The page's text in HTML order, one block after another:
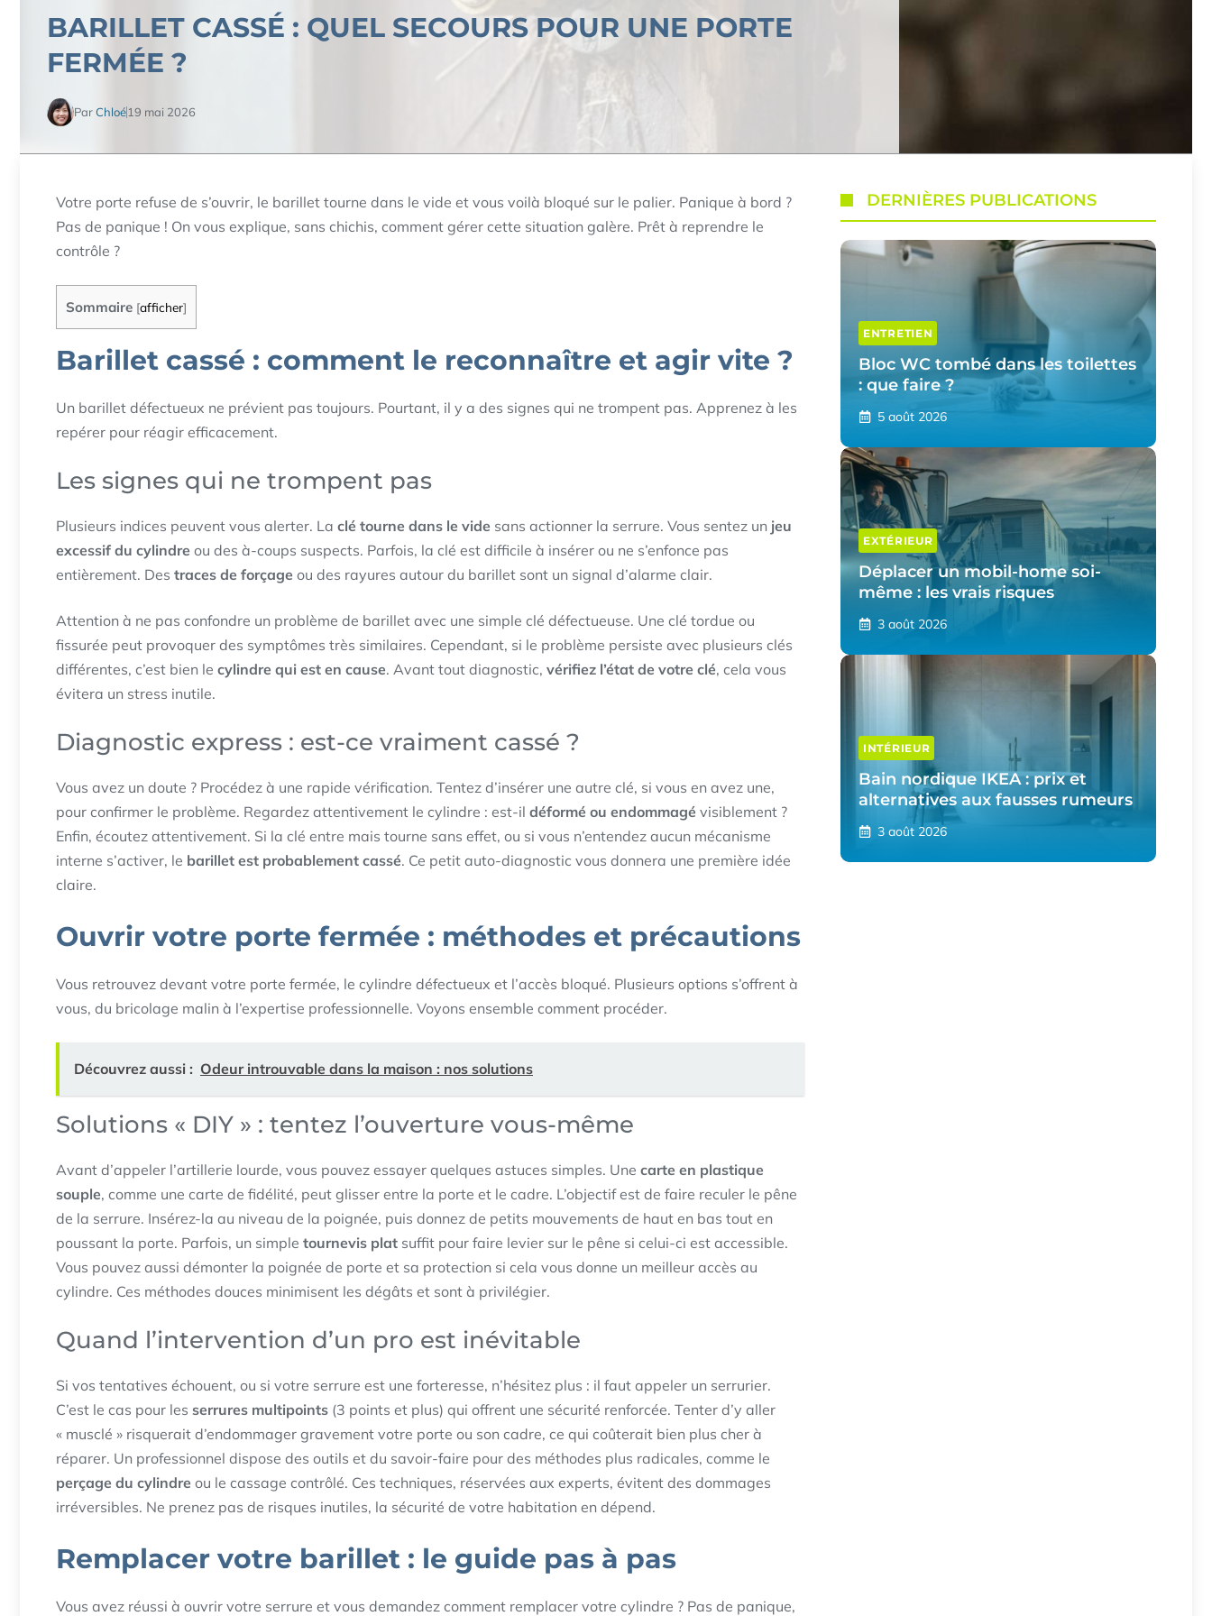
BARILLET CASSÉ : QUEL SECOURS POUR UNE PORTE
FERMÉE ?
ParChloé19 mai 2026
Votre porte refuse de s’ouvrir, le barillet tourne dans le vide et vous voilà bloqué sur le palier. Panique à bord ?
Pas de panique ! On vous explique, sans chichis, comment gérer cette situation galère. Prêt à reprendre le
contrôle ?
Sommaire [afficher]
Barillet cassé : comment le reconnaître et agir vite ?
Un barillet défectueux ne prévient pas toujours. Pourtant, il y a des signes qui ne trompent pas. Apprenez à les
repérer pour réagir efficacement.
Les signes qui ne trompent pas
Plusieurs indices peuvent vous alerter. La clé tourne dans le vide sans actionner la serrure. Vous sentez un jeu
excessif du cylindre ou des à-coups suspects. Parfois, la clé est difficile à insérer ou ne s’enfonce pas
entièrement. Des traces de forçage ou des rayures autour du barillet sont un signal d’alarme clair.
Attention à ne pas confondre un problème de barillet avec une simple clé défectueuse. Une clé tordue ou
fissurée peut provoquer des symptômes très similaires. Cependant, si le problème persiste avec plusieurs clés
différentes, c’est bien le cylindre qui est en cause. Avant tout diagnostic, vérifiez l’état de votre clé, cela vous
évitera un stress inutile.
Diagnostic express : est-ce vraiment cassé ?
Vous avez un doute ? Procédez à une rapide vérification. Tentez d’insérer une autre clé, si vous en avez une,
pour confirmer le problème. Regardez attentivement le cylindre : est-il déformé ou endommagé visiblement ?
Enfin, écoutez attentivement. Si la clé entre mais tourne sans effet, ou si vous n’entendez aucun mécanisme
interne s’activer, le barillet est probablement cassé. Ce petit auto-diagnostic vous donnera une première idée
claire.
Ouvrir votre porte fermée : méthodes et précautions
Vous retrouvez devant votre porte fermée, le cylindre défectueux et l’accès bloqué. Plusieurs options s’offrent à
vous, du bricolage malin à l’expertise professionnelle. Voyons ensemble comment procéder.
Découvrez aussi : Odeur introuvable dans la maison : nos solutions
Solutions « DIY » : tentez l’ouverture vous-même
Avant d’appeler l’artillerie lourde, vous pouvez essayer quelques astuces simples. Une carte en plastique
souple, comme une carte de fidélité, peut glisser entre la porte et le cadre. L’objectif est de faire reculer le pêne
de la serrure. Insérez-la au niveau de la poignée, puis donnez de petits mouvements de haut en bas tout en
poussant la porte. Parfois, un simple tournevis plat suffit pour faire levier sur le pêne si celui-ci est accessible.
Vous pouvez aussi démonter la poignée de porte et sa protection si cela vous donne un meilleur accès au
cylindre. Ces méthodes douces minimisent les dégâts et sont à privilégier.
Quand l’intervention d’un pro est inévitable
Si vos tentatives échouent, ou si votre serrure est une forteresse, n’hésitez plus : il faut appeler un serrurier.
C’est le cas pour les serrures multipoints (3 points et plus) qui offrent une sécurité renforcée. Tenter d’y aller
« musclé » risquerait d’endommager gravement votre porte ou son cadre, ce qui coûterait bien plus cher à
réparer. Un professionnel dispose des outils et du savoir-faire pour des méthodes plus radicales, comme le
perçage du cylindre ou le cassage contrôlé. Ces techniques, réservées aux experts, évitent des dommages
irréversibles. Ne prenez pas de risques inutiles, la sécurité de votre habitation en dépend.
Remplacer votre barillet : le guide pas à pas
Vous avez réussi à ouvrir votre serrure et vous demandez comment remplacer votre cylindre ? Pas de panique,
DERNIÈRES PUBLICATIONS
ENTRETIEN
Bloc WC tombé dans les toilettes
: que faire ?
5 août 2026
EXTÉRIEUR
Déplacer un mobil-home soi-
même : les vrais risques
3 août 2026
INTÉRIEUR
Bain nordique IKEA : prix et
alternatives aux fausses rumeurs
3 août 2026